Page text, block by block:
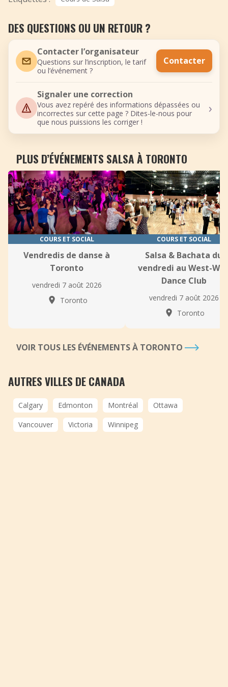
DES QUESTIONS OU UN RETOUR ?
Contacter l’organisateur
Questions sur l’inscription, le tarif
ou l’événement ?
Contacter
Signaler une correction
Vous avez repéré des informations dépassées ou
incorrectes sur cette page ? Dites-le-nous pour
que nous puissions les corriger !
›
PLUS D’ÉVÉNEMENTS SALSA À TORONTO
COURS ET SOCIAL
Vendredis de danse à
Toronto
vendredi 7 août 2026
Toronto
COURS ET SOCIAL
Salsa & Bachata du
vendredi au West-
Dance Club
vendredi 7 août 2026
Toronto
VOIR TOUS LES ÉVÉNEMENTS À TORONTO
AUTRES VILLES DE CANADA
Calgary Edmonton Montréal
Ottawa
Vancouver
Victoria Winnipeg